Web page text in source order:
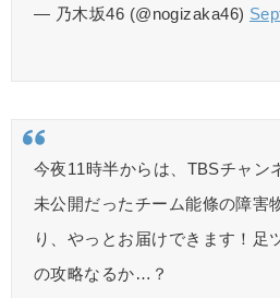
— 乃木坂46 (@nogizaka46)
今夜11時半からは、TBSチャン
未公開だったチーム能條の障害
り、やっとお届けできます！足
の攻略なるか…？